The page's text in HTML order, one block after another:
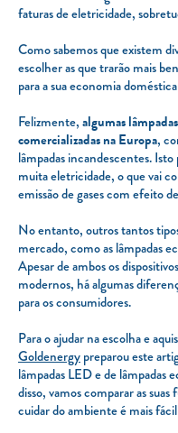
faturas de eletricidade,
Como sabemos que existem
escolher as que trarão mais
para a sua economia
Felizmente,algumas
comercializadas na Europa,
lâmpadas incandescentes.
muita eletricidade, o que vai
emissão de gases com efeito
No entanto, outros tantos
mercado, como as lâmpadas
Apesar de ambos os
modernos, há algumas
para os consumidores.
Para o ajudar na escolha e
Goldenergypreparou este
lâmpadas LED e de lâmpadas
disso, vamos comparar as
cuidar do ambiente é mais